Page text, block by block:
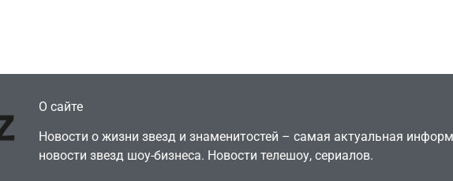
О сайте
Новости о жизни звезд и знаменитостей – самая актуальная
новости звезд шоу-бизнеса. Новости телешоу, сериалов.